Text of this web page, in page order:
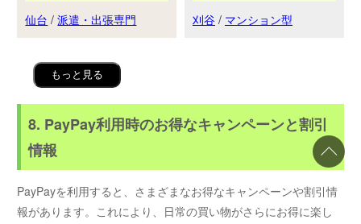
仙台 /派遣・出張専門 刈谷 / マンション型
もっと見る
8. PayPay利用時のお得なキャンペーンと割引
情報
PayPayを利用すると、さまざまなお得なキャンペーンや割引情
報があります。これにより、日常の買い物がさらにお得に楽し